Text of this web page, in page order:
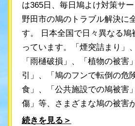
は365日、毎日鳩よけ対策サー
野田市の鳩のトラブル解決に
す。 日本全国で日々異なる鳩被害が問題とな
っています。「煙突詰まり」
「雨樋破損」、「植物の被害
引」、「鳩のフンで転倒の危
食」、「公共施設での鳩被害
傷」等、さまざまな鳩の被害
います。このような状況に対
続きを見る＞